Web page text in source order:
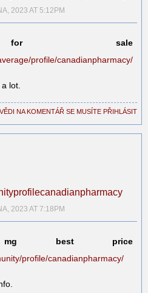
2023 AT 5:12PM
for sale
profile/canadianpharmacy/
lot.
NA KOMENTÁŘ SE MUSÍTE PŘIHLÁSIT
2023 AT 7:18PM
best price
profile/canadianpharmacy/